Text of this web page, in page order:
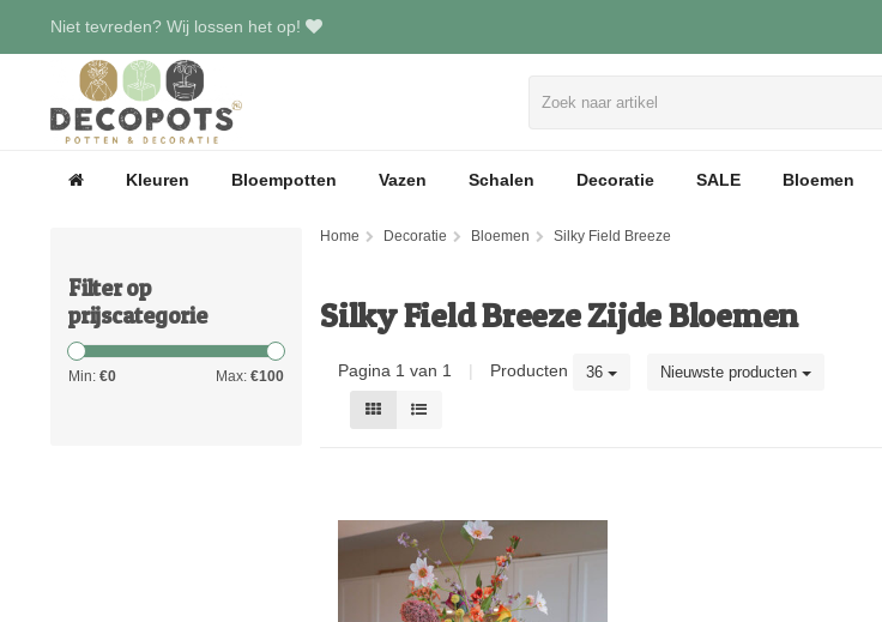
Niet tevreden? Wij lossen het op!
Kleuren Bloempotten Vazen Schalen Decoratie SALE Bloemen
Filter op
prijscategorie
Min: €0 Max: €100
Home Decoratie Bloemen Silky Field Breeze
Silky Field Breeze Zijde Bloemen
Pagina 1 van 1 | Producten 36 Nieuwste producten